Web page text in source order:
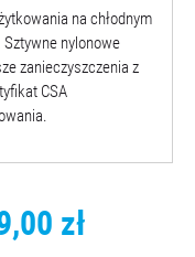
na chłodnym
nylonowe
zanieczyszczenia z
CSA
zł